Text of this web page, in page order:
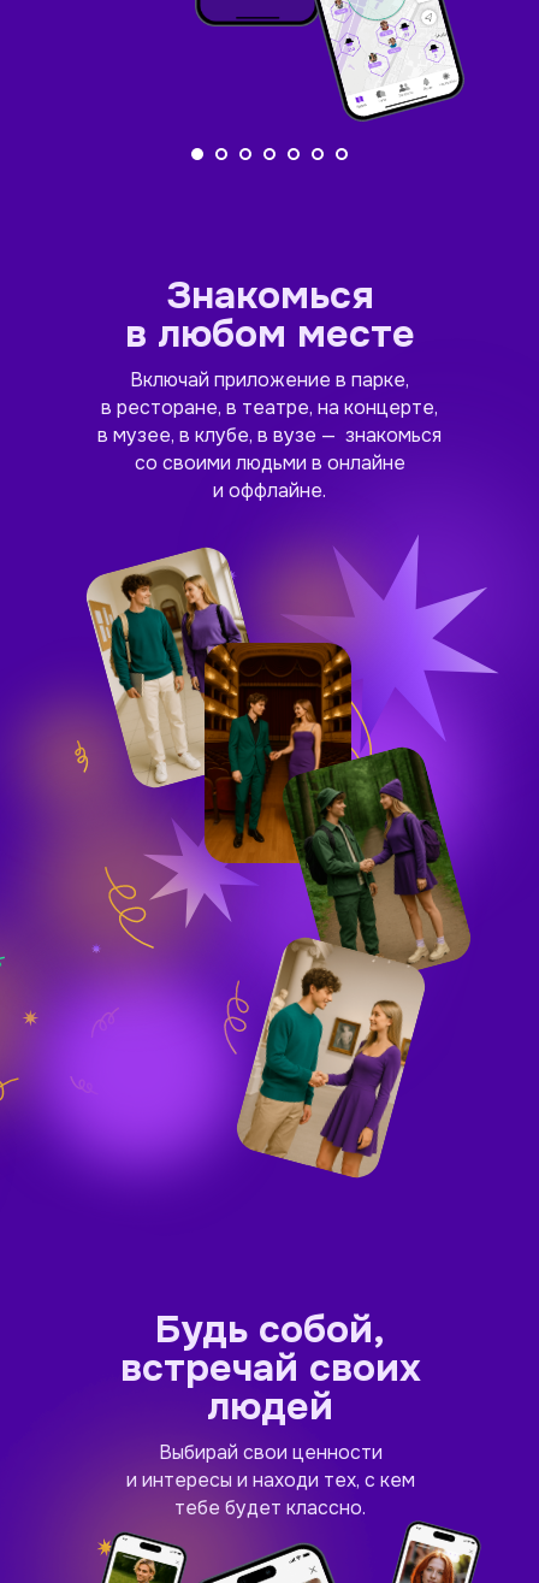
Включай приложение в парке,
в ресторане, в театре, на концерте,
в музее, в клубе, в вузе — знакомься
со своими людьми в онлайне
и оффлайне.
Знакомься
в любом месте
Выбирай свои ценности
и интересы и находи тех, с кем
тебе будет классно.
Будь собой,
встречай своих
людей